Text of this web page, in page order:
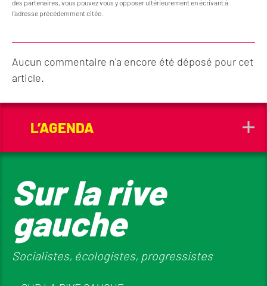
des partenaires, vous pouvez vous y opposer ultérieurement en écrivant à
l’adresse précédemment citée.
Aucun commentaire n'a encore été déposé pour cet
article.
L’AGENDA
Sur la rive
gauche
Socialistes, écologistes, progressistes